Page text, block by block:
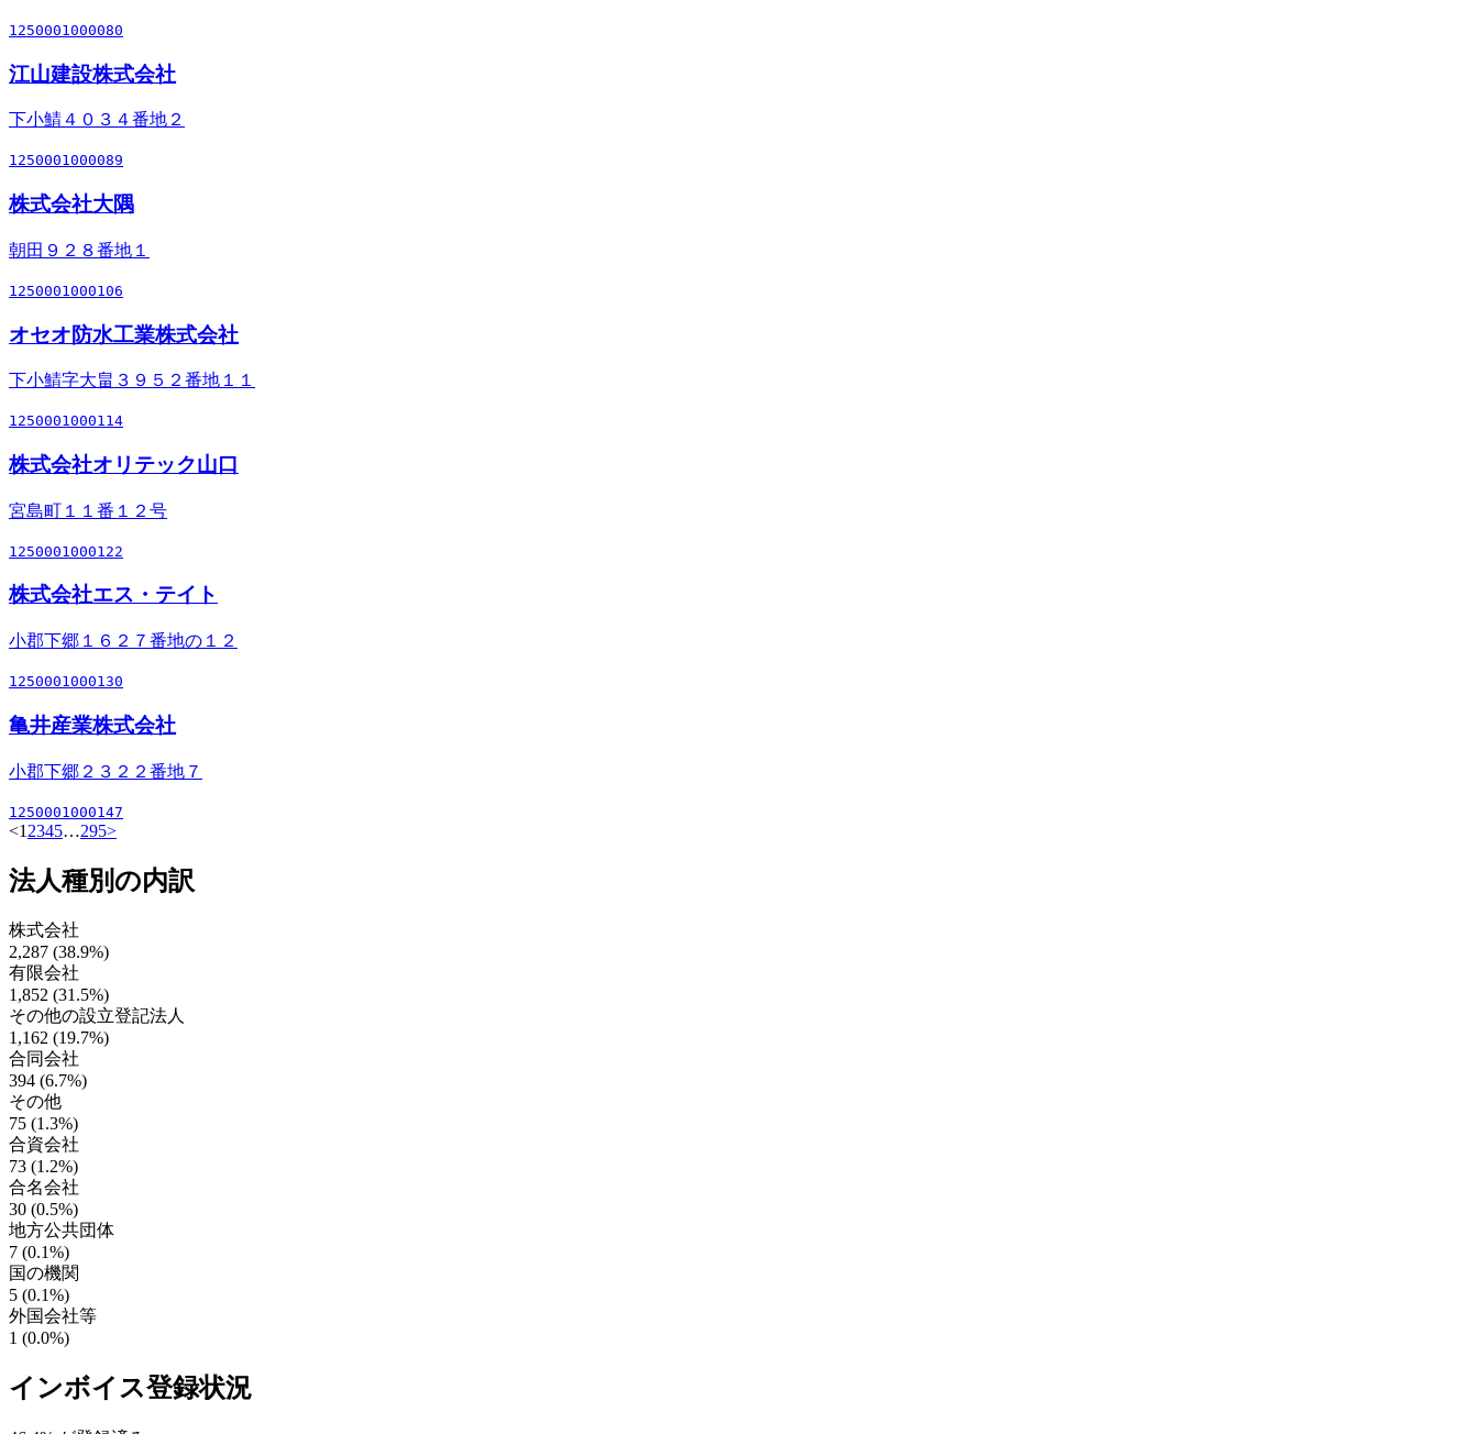
1250001000080
江山建設株式会社
下小鯖４０３４番地２
1250001000089
株式会社大隅
朝田９２８番地１
1250001000106
オセオ防水工業株式会社
下小鯖字大畠３９５２番地１１
1250001000114
株式会社オリテック山口
宮島町１１番１２号
1250001000122
株式会社エス・テイト
小郡下郷１６２７番地の１２
1250001000130
亀井産業株式会社
小郡下郷２３２２番地７
1250001000147
<1 2345…295>
法人種別の内訳
株式会社
2,287 (38.9%)
有限会社
1,852 (31.5%)
その他の設立登記法人
1,162 (19.7%)
合同会社
394 (6.7%)
その他
75 (1.3%)
合資会社
73 (1.2%)
合名会社
30 (0.5%)
地方公共団体
7 (0.1%)
国の機関
5 (0.1%)
外国会社等
1 (0.0%)
インボイス登録状況